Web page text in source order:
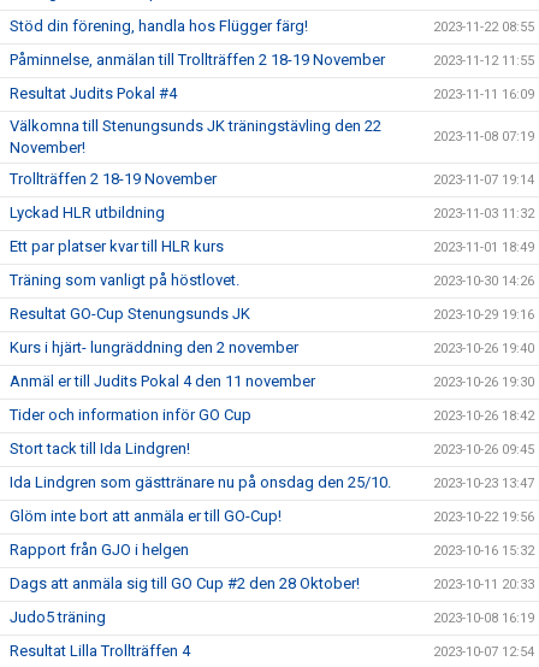
Stöd din förening, handla hos Flügger färg! 2023-11-22 08:55
Påminnelse, anmälan till Trollträffen 2 18-19 November 2023-11-12 11:55
Resultat Judits Pokal #4 2023-11-11 16:09
Välkomna till Stenungsunds JK träningstävling den 22
November!
2023-11-08 07:19
Trollträffen 2 18-19 November 2023-11-07 19:14
Lyckad HLR utbildning 2023-11-03 11:32
Ett par platser kvar till HLR kurs 2023-11-01 18:49
Träning som vanligt på höstlovet. 2023-10-30 14:26
Resultat GO-Cup Stenungsunds JK 2023-10-29 19:16
Kurs i hjärt- lungräddning den 2 november 2023-10-26 19:40
Anmäl er till Judits Pokal 4 den 11 november 2023-10-26 19:30
Tider och information inför GO Cup 2023-10-26 18:42
Stort tack till Ida Lindgren! 2023-10-26 09:45
Ida Lindgren som gästtränare nu på onsdag den 25/10. 2023-10-23 13:47
Glöm inte bort att anmäla er till GO-Cup! 2023-10-22 19:56
Rapport från GJO i helgen 2023-10-16 15:32
Dags att anmäla sig till GO Cup #2 den 28 Oktober! 2023-10-11 20:33
Judo5 träning 2023-10-08 16:19
Resultat Lilla Trollträffen 4 2023-10-07 12:54